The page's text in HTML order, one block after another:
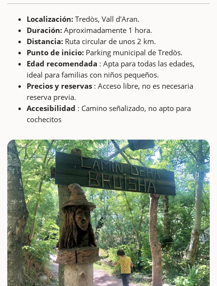
Localización: Tredòs, Vall d'Aran.
Duración: Aproximadamente 1 hora.
Distancia: Ruta circular de unos 2 km.
Punto de inicio: Parking municipal de Tredòs.
Edad recomendada : Apta para todas las edades,
ideal para familias con niños pequeños.
Precios y reservas : Acceso libre, no es necesaria
reserva previa.
Accesibilidad : Camino señalizado, no apto para
cochecitos